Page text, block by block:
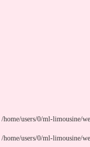
/home/users/0/ml-limousine/
/home/users/0/ml-limousine/